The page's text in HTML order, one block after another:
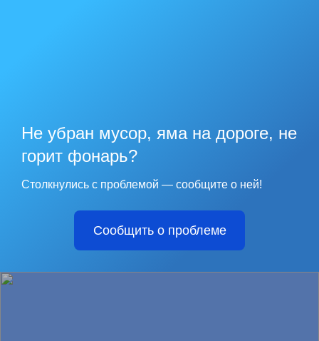
Не убран мусор, яма на дороге, не
горит фонарь?
Столкнулись с проблемой — сообщите о ней!
Сообщить о проблеме